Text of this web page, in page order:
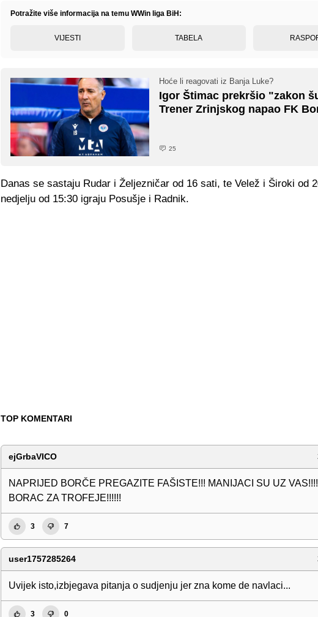
Potražite više informacija na temu WWin liga BiH:
VIJESTI TABELA
Hoće li reagovati iz Banja Luke?
Igor Štimac prekršio "zakon
Trener Zrinjskog napao FK
25
Danas se sastaju Rudar i Željezničar od 16 sati, te Velež i Široki od
nedjelju od 15:30 igraju Posušje i Radnik.
TOP KOMENTARI
ejGrbaVICO
NAPRIJED BORČE PREGAZITE FAŠISTE!!! MANIJACI SU UZ VAS!!!!
BORAC ZA TROFEJE!!!!!!
3 7
user1757285264
Uvijek isto,izbjegava pitanja o sudjenju jer zna kome de navlaci...
3 0